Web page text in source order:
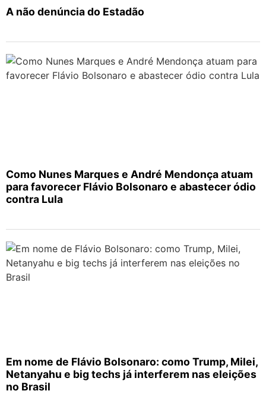
A não denúncia do Estadão
Como Nunes Marques e André Mendonça atuam
para favorecer Flávio Bolsonaro e abastecer ódio
contra Lula
Em nome de Flávio Bolsonaro: como Trump, Milei,
Netanyahu e big techs já interferem nas eleições
no Brasil